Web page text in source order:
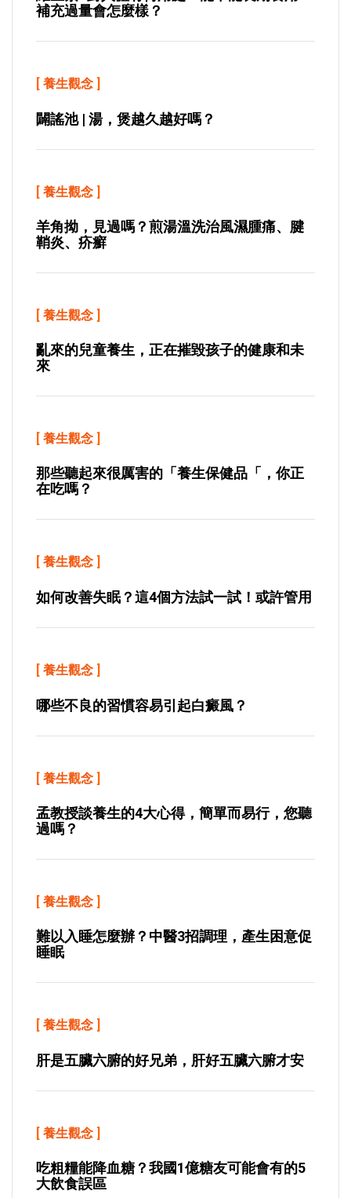
補充過量會怎麼樣？
[ 養生觀念 ]
闢謠池 | 湯，煲越久越好嗎？
[ 養生觀念 ]
羊角拗，見過嗎？煎湯溫洗治風濕腫痛、腱
鞘炎、疥癬
[ 養生觀念 ]
亂來的兒童養生，正在摧毀孩子的健康和未
來
[ 養生觀念 ]
那些聽起來很厲害的「養生保健品「，你正
在吃嗎？
[ 養生觀念 ]
如何改善失眠？這4個方法試一試！或許管用
[ 養生觀念 ]
哪些不良的習慣容易引起白癜風？
[ 養生觀念 ]
孟教授談養生的4大心得，簡單而易行，您聽
過嗎？
[ 養生觀念 ]
難以入睡怎麼辦？中醫3招調理，產生困意促
睡眠
[ 養生觀念 ]
肝是五臟六腑的好兄弟，肝好五臟六腑才安
[ 養生觀念 ]
吃粗糧能降血糖？我國1億糖友可能會有的5
大飲食誤區